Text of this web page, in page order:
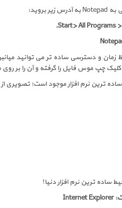
به Notepadبه آدرس زیر بروید:
Start> All Programs >
زمان و دسترسی ساده تر می توانید
چپ موس فایل را گرفته و آن را بر
ترین نرم افزار موجود است؛ تصویری از
Internet Explorer